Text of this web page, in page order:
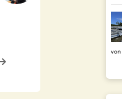
von